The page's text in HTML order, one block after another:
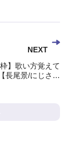
NEXT
枠】歌い方覚えて
長尾景/にじさん